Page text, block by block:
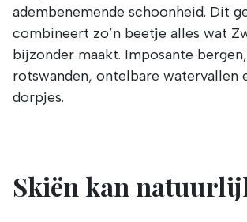
adembenemende schoonheid. Dit
combineert zo’n beetje alles wat
bijzonder maakt. Imposante
rotswanden, ontelbare watervallen
dorpjes.
Skiën kan